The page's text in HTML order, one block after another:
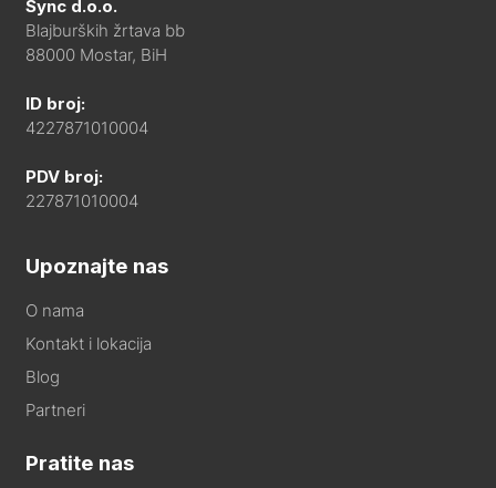
Sync d.o.o.
Blajburških žrtava bb
88000 Mostar, BiH
ID broj:
4227871010004
PDV broj:
227871010004
Upoznajte nas
O nama
Kontakt i lokacija
Blog
Partneri
Pratite nas